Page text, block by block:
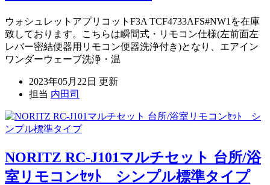
ウォシュレットアプリコットF3A TCF4733AFS#NW1を在庫
致しております。こちらは瞬間式・リモコン仕様(左前面左
レバー密結便器用リモコン便器洗浄付き)となり、エアイン
ワンダーウェーブ洗浄・温
2023年05月22日 更新
担当 内田司
NORITZ RC-J101マルチセット 台所/浴
室リモコンｾｯﾄ シンプル標準タイプ